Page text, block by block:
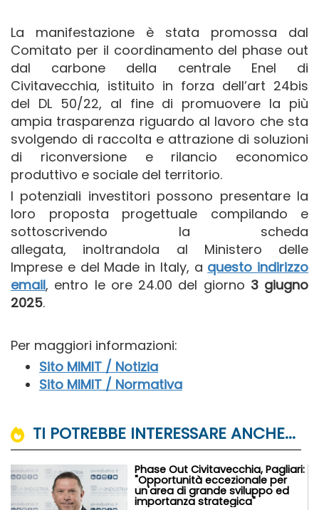
La manifestazione è stata promossa dal
Comitato per il coordinamento del phase out
dal carbone della centrale Enel di
Civitavecchia, istituito in forza dell’art 24bis
del DL 50/22, al fine di promuovere la più
ampia trasparenza riguardo al lavoro che sta
svolgendo di raccolta e attrazione di soluzioni
di riconversione e rilancio economico
produttivo e sociale del territorio.
I potenziali investitori possono presentare la
loro proposta progettuale compilando e
sottoscrivendo la scheda
allegata, inoltrandola al Ministero delle
Imprese e del Made in Italy, a questo indirizzo
email, entro le ore 24.00 del giorno 3 giugno
2025.
Per maggiori informazioni:
Sito MIMIT / Notizia
Sito MIMIT / Normativa
TI POTREBBE INTERESSARE ANCHE...
Phase Out Civitavecchia, Pagliari:
"Opportunità eccezionale per
un'area di grande sviluppo ed
importanza strategica"